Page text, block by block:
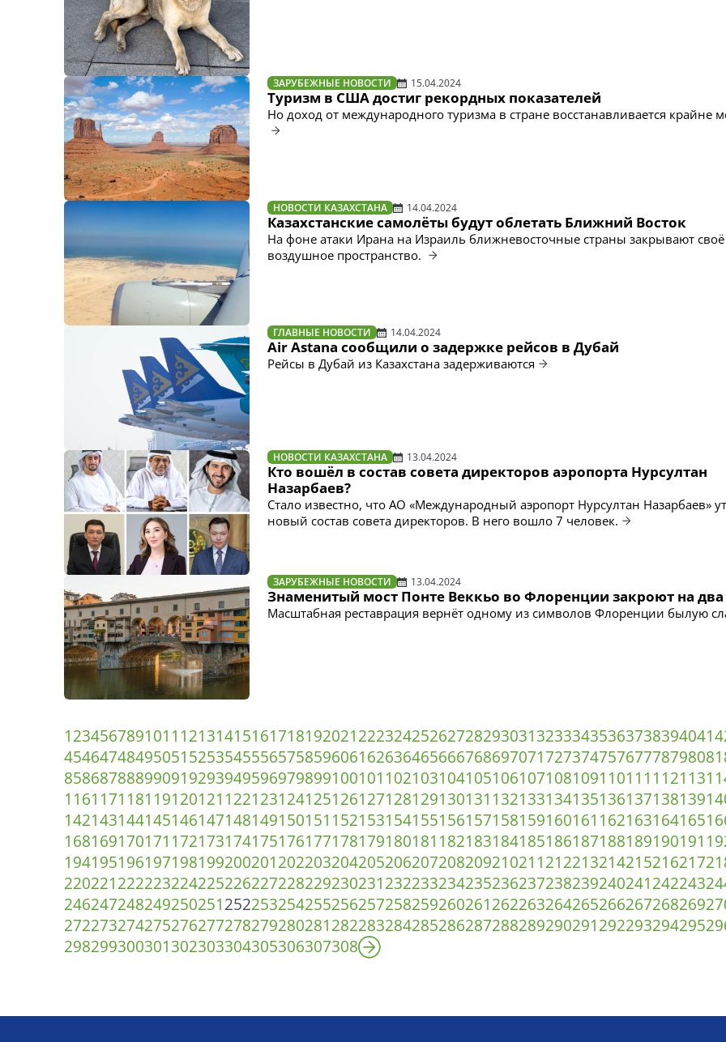
ЗАРУБЕЖНЫЕ НОВОСТИ 15.04.2024
Туризм в США достиг рекордных показателей
Но доход от международного туризма в стране восстанавливается крайне
НОВОСТИ КАЗАХСТАНА 14.04.2024
Казахстанские самолёты будут облетать Ближний Восток
На фоне атаки Ирана на Израиль ближневосточные страны закрывают своё
воздушное пространство.
ГЛАВНЫЕ НОВОСТИ 14.04.2024
Air Astana сообщили о задержке рейсов в Дубай
Рейсы в Дубай из Казахстана задерживаются
НОВОСТИ КАЗАХСТАНА 13.04.2024
Кто вошёл в состав совета директоров аэропорта Нурсултан
Назарбаев?
Стало известно, что АО «Международный аэропорт Нурсултан Назарбаев»
новый состав совета директоров. В него вошло 7 человек.
ЗАРУБЕЖНЫЕ НОВОСТИ 13.04.2024
Знаменитый мост Понте Веккьо во Флоренции закроют на два
Масштабная реставрация вернёт одному из символов Флоренции былую
1234567891011 121314151617181920212223242526272829303132333435363738394041
45464748495051525354555657585960616263646566676869707172737475767778798081
858687888990919293949596979899100101 102103104105106107108109110111 112113
116117118119120121 122123124125126127128129130131 132133134135136137138139
142143144145146147148149150151 152153154155156157158159160161 162163164165
168169170171 172173174175176177178179180181 182183184185186187188189190191
194195196197198199200201202203204205206207208209210211212213214215216217
220221222223224225226227228229230231232233234235236237238239240241242243
246247248249250251252253254255256257258259260261262263264265266267268269
272273274275276277278279280281282283284285286287288289290291292293294295
298299300301302303304305306307308